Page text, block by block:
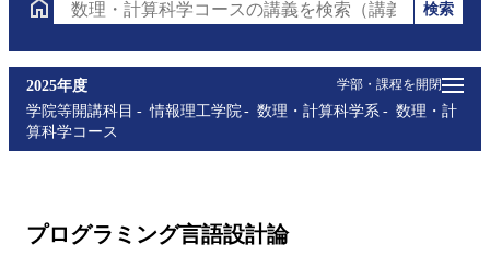
数理・計算科学コースの講義を検索（講義名・科目
検索
学部・課程を開閉
2025年度
学院等開講科目
情報理工学院 数理・計算科学系
数理・計
算科学コース
プログラミング言語設計論